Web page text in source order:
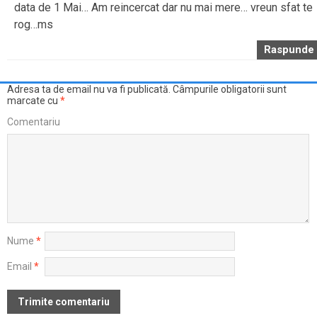
data de 1 Mai… Am reincercat dar nu mai mere… vreun sfat te
rog…ms
Raspunde
Adresa ta de email nu va fi publicată. Câmpurile obligatorii sunt
marcate cu *
Comentariu
Nume *
Email *